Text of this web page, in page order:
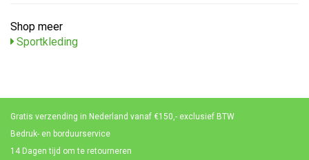
Shop meer
Sportkleding
Gratis verzending in Nederland vanaf €150,- exclusief BTW
Bedruk- en borduurservice
14 Dagen tijd om te retourneren